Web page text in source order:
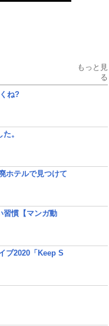
もっと見
る
ね?
。
ホテルで見つけて
習慣【マンガ動
ブ2020「Keep S